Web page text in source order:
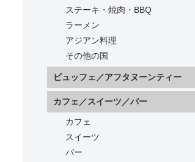
ステーキ・焼肉・BBQ
ラーメン
アジアン料理
その他の国
ビュッフェ／アフタヌーンティー
カフェ／スイーツ／バー
カフェ
スイーツ
バー